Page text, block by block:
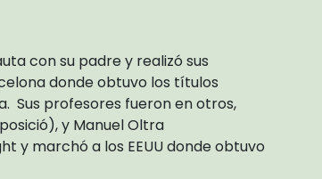
con su padre y realizó sus
donde obtuvo los títulos
Sus profesores fueron en otros,
y Manuel Oltra
y marchó a los EEUU donde obtuvo